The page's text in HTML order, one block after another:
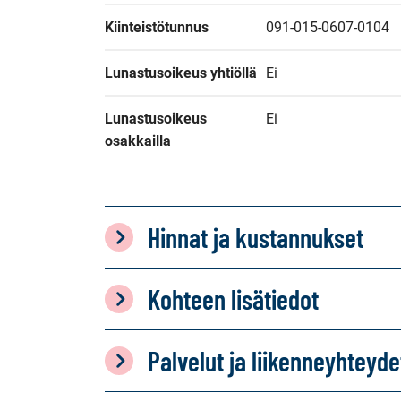
Kiinteistötunnus 091-015-0607-0104
Lunastusoikeus yhtiöllä Ei
Lunastusoikeus
osakkailla
Ei
Hinnat ja kustannukset
Kohteen lisätiedot
Palvelut ja